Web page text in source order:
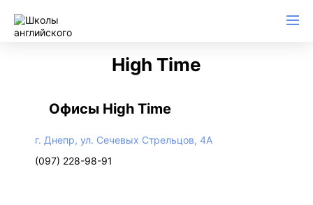
High Time
Офисы High Time
г. Днепр, ул. Сечевых Стрельцов, 4А
(097) 228-98-91